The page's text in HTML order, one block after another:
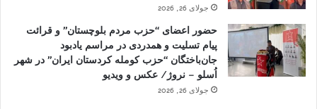
جولای 26, 2026
حضور اعضای “حزب مردم بلوچستان” و قرائت
پیام تسلیت و همدردی در مراسم یادبود
جان‌باختگان “حزب کومله کردستان ایران” در شهر
اُسلو – نروژ/ عکس و ویدیو
جولای 26, 2026